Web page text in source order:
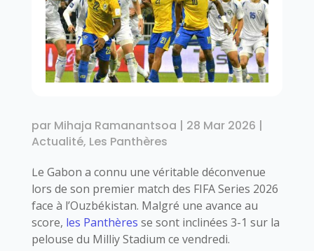
par Mihaja Ramanantsoa | 28 Mar 2026 |
Actualité, Les Panthères
Le Gabon a connu une véritable déconvenue
lors de son premier match des FIFA Series 2026
face à l’Ouzbékistan. Malgré une avance au
score, les Panthères se sont inclinées 3-1 sur la
pelouse du Milliy Stadium ce vendredi.